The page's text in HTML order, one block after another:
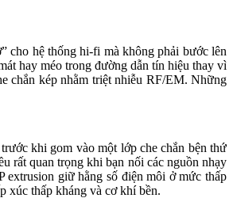
cho hệ thống hi-fi mà không phải bước lên
hay méo trong đường dẫn tín hiệu thay vì
chắn kép nhằm triệt nhiễu RF/EM. Những
khi gom vào một lớp che chắn bện thứ
rất quan trọng khi bạn nối các nguồn nhạy
giữ hằng số điện môi ở mức thấp
xúc thấp kháng và cơ khí bền.